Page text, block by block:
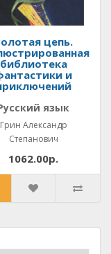
цепь.
библиотека
и
язык
Грин Александр
Степанович
1062.00р.